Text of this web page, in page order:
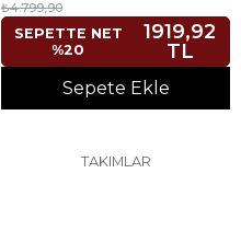
₺4.799,90
SEPETTE NET
%20
1919,92
TL
Sepete Ekle
TAKIMLAR